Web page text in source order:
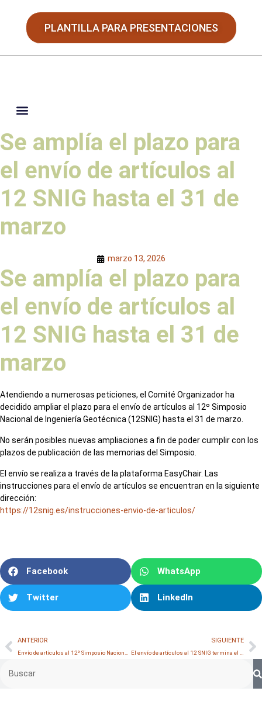
PLANTILLA PARA PRESENTACIONES
Se amplía el plazo para
el envío de artículos al
12 SNIG hasta el 31 de
marzo
marzo 13, 2026
Se amplía el plazo para
el envío de artículos al
12 SNIG hasta el 31 de
marzo
Atendiendo a numerosas peticiones, el Comité Organizador ha
decidido ampliar el plazo para el envío de artículos al 12º Simposio
Nacional de Ingeniería Geotécnica (12SNIG) hasta el 31 de marzo.
No serán posibles nuevas ampliaciones a fin de poder cumplir con los
plazos de publicación de las memorias del Simposio.
El envío se realiza a través de la plataforma EasyChair. Las
instrucciones para el envío de artículos se encuentran en la siguiente
dirección:
https://12snig.es/instrucciones-envio-de-articulos/
Facebook WhatsApp
Twitter LinkedIn
ANTERIOR SIGUIENTE